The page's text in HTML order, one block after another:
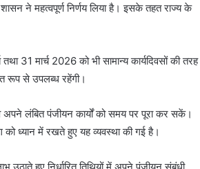
ने महत्वपूर्ण निर्णय लिया है। इसके तहत राज्य के
31 मार्च 2026 को भी सामान्य कार्यदिवसों की तरह
रूप से उपलब्ध रहेंगी।
अपने लंबित पंजीयन कार्यों को समय पर पूरा कर सकें।
को ध्यान में रखते हुए यह व्यवस्था की गई है।